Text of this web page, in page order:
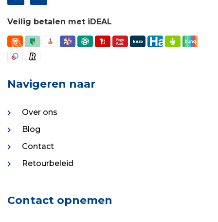
Veilig betalen met iDEAL
Navigeren naar
Over ons
Blog
Contact
Retourbeleid
Contact opnemen